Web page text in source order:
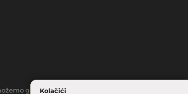
Kolačići
garantirati da su svi navedeni podaci i slike